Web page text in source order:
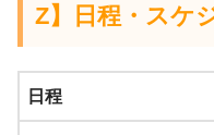
Z】
日程・スケ
日程